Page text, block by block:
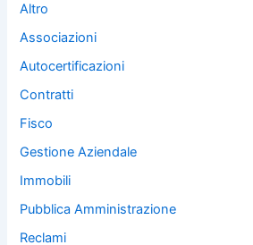
Altro
Associazioni
Autocertificazioni
Contratti
Fisco
Gestione Aziendale
Immobili
Pubblica Amministrazione
Reclami